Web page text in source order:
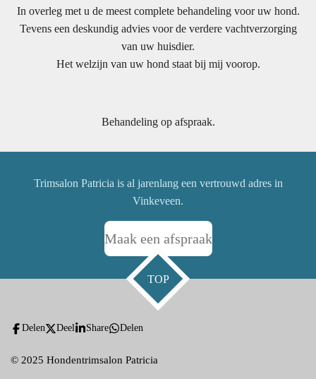
In overleg met u de meest complete behandeling voor uw hond.
Tevens een deskundig advies voor de verdere vachtverzorging
van uw huisdier.
Het welzijn van uw hond staat bij mij voorop.
Behandeling op afspraak.
Trimsalon Patricia is al jarenlang een vertrouwd adres in
Vinkeveen.
Maak een afspraak
TOP
Delen Deel Share Delen
© 2025 Hondentrimsalon Patricia